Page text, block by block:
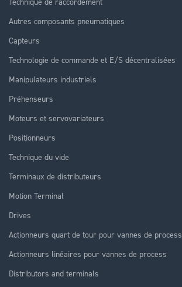
Autres composants pneumatiques
Capteurs
Technologie de commande et E/S décentralisées
Manipulateurs industriels
Préhenseurs
Moteurs et servovariateurs
Positionneurs
Technique du vide
Terminaux de distributeurs
Motion Terminal
Drives
Actionneurs quart de tour pour vannes de process
Actionneurs linéaires pour vannes de process
Distributors and terminals